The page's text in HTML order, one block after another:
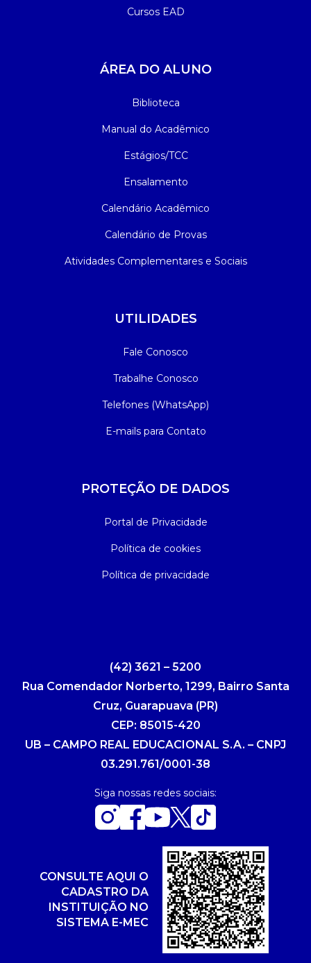
Cursos EAD
ÁREA DO ALUNO
Biblioteca
Manual do Acadêmico
Estágios/TCC
Ensalamento
Calendário Acadêmico
Calendário de Provas
Atividades Complementares e Sociais
UTILIDADES
Fale Conosco
Trabalhe Conosco
Telefones (WhatsApp)
E-mails para Contato
PROTEÇÃO DE DADOS
Portal de Privacidade
Política de cookies
Política de privacidade
(42) 3621 – 5200
Rua Comendador Norberto, 1299, Bairro Santa
Cruz, Guarapuava (PR)
CEP: 85015-420
UB – CAMPO REAL EDUCACIONAL S.A. – CNPJ
03.291.761/0001-38
Siga nossas redes sociais:
CONSULTE AQUI O
CADASTRO DA
INSTITUIÇÃO NO
SISTEMA E-MEC